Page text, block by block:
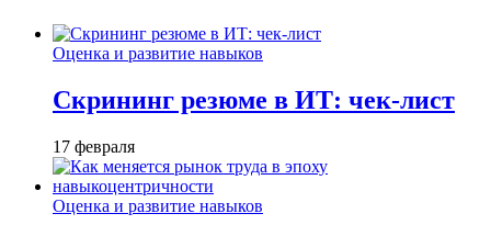
Оценка и развитие навыков
Скрининг резюме в ИТ: чек-лист
17 февраля
Оценка и развитие навыков